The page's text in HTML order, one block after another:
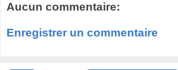
Aucun commentaire:
Enregistrer un commentaire